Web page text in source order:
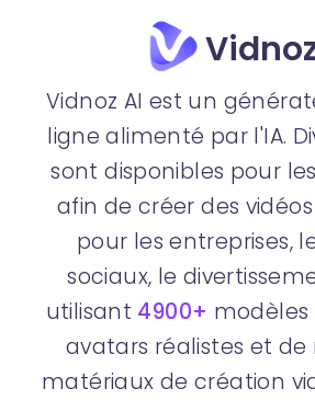
Vidnoz AI est un
ligne alimenté par l'IA.
sont disponibles pour
afin de créer des
pour les entreprises,
sociaux, le
utilisant 4900+ modèles
avatars réalistes et
matériaux de création